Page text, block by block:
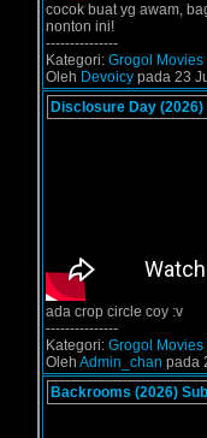
cocok buat yg awam,
nonton ini!
---------------
Kategori: Grogol Movies
Oleh Devoicy pada 23
Disclosure Day
ada crop circle coy :v
---------------
Kategori: Grogol Movies
Oleh Admin_chan pada
Backrooms (2026)